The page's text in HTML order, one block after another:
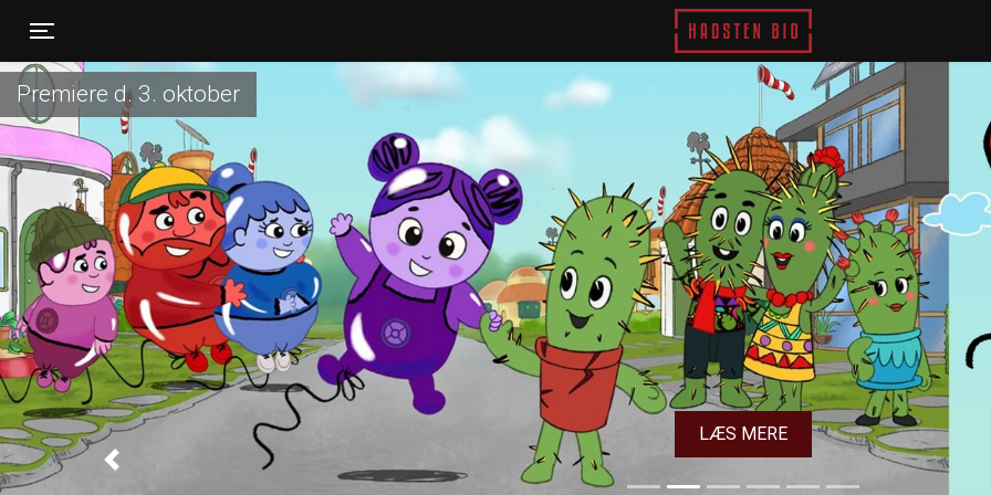
Hadsten Bio
Premiere d. 3. oktober
LÆS MERE
Previous